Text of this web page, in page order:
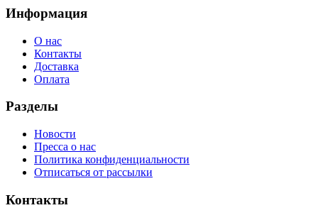
Информация
О нас
Контакты
Доставка
Оплата
Разделы
Новости
Пресса о нас
Политика конфиденциальности
Отписаться от рассылки
Контакты